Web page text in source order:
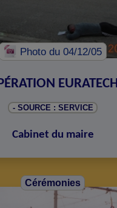
Photo du 04/12/05
EURATECH
- SOURCE : SERVICE
Cabinet du maire
Cérémonies